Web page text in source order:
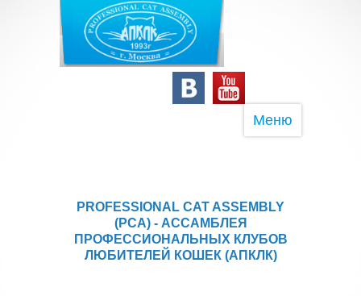
Меню
PROFESSIONAL CAT ASSEMBLY
(PCA) - АССАМБЛЕЯ
ПРОФЕССИОНАЛЬНЫХ КЛУБОВ
ЛЮБИТЕЛЕЙ КОШЕК (АПКЛК)